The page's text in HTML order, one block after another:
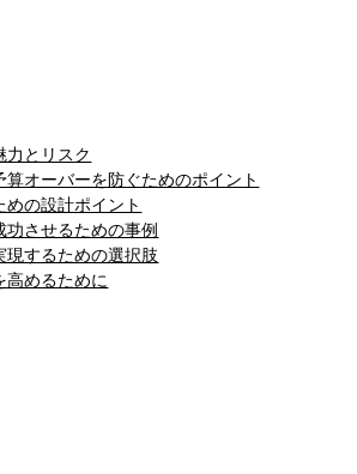
力とリスク
算オーバーを防ぐためのポイント
めの設計ポイント
功させるための事例
現するための選択肢
高めるために